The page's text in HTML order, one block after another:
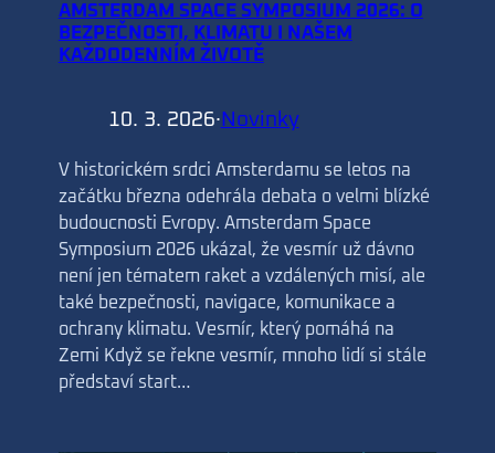
AMSTERDAM SPACE SYMPOSIUM 2026: O
BEZPEČNOSTI, KLIMATU I NAŠEM
KAŽDODENNÍM ŽIVOTĚ
10. 3. 2026· Novinky
V historickém srdci Amsterdamu se letos na
začátku března odehrála debata o velmi blízké
budoucnosti Evropy. Amsterdam Space
Symposium 2026 ukázal, že vesmír už dávno
není jen tématem raket a vzdálených misí, ale
také bezpečnosti, navigace, komunikace a
ochrany klimatu. Vesmír, který pomáhá na
Zemi Když se řekne vesmír, mnoho lidí si stále
představí start…